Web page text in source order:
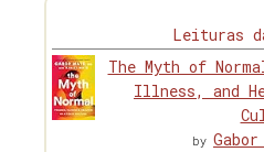
Leituras
The Myth of
Illness, and
by